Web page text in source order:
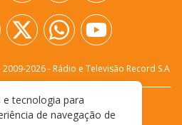
2026- Rádio e Televisão Record S.A
CONOSCO
PRIVACIDADE
tecnologia para
de navegação de